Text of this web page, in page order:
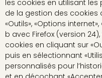
les cookies en utilisant
de la gestion des cookies
«Outils», «Options
b avec Firefox (version
cookies en cliquant sur
puis en sélectionnant
personnalisés pour